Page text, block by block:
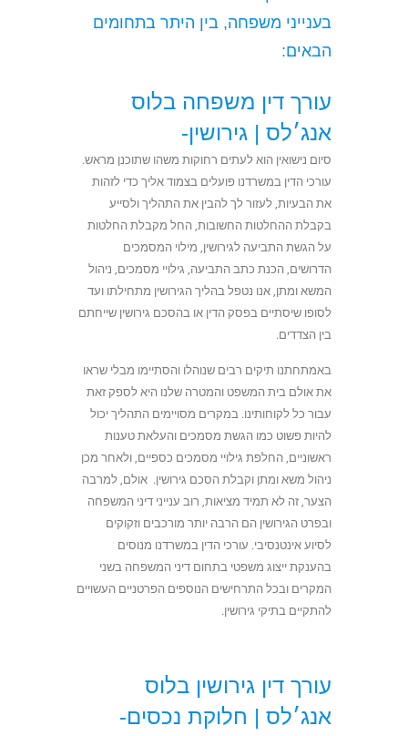
בענייני משפחה, בין היתר בתחומים
הבאים:
עורך דין משפחה בלוס
אנג׳לס | גירושין-
סיום נישואין הוא לעתים רחוקות משהו שתוכנן מראש.
עורכי הדין במשרדנו פועלים בצמוד אליך כדי לזהות
את הבעיות, לעזור לך להבין את התהליך ולסייע
בקבלת ההחלטות החשובות, החל מקבלת החלטות
על הגשת התביעה לגירושין, מילוי המסמכים
הדרושים, הכנת כתב התביעה, גילויי מסמכים, ניהול
המשא ומתן, אנו נטפל בהליך הגירושין מתחילתו ועד
לסופו שיסתיים בפסק הדין או בהסכם גירושין שייחתם
בין הצדדים.
באמתחתנו תיקים רבים שנוהלו והסתיימו מבלי שראו
את אולם בית המשפט והמטרה שלנו היא לספק זאת
עבור כל לקוחותינו. במקרים מסויימים התהליך יכול
להיות פשוט כמו הגשת מסמכים והעלאת טענות
ראשוניים, החלפת גילויי מסמכים כספיים, ולאחר מכן
ניהול משא ומתן וקבלת הסכם גירושין. אולם, למרבה
הצער, זה לא תמיד מציאות, רוב ענייני דיני המשפחה
ובפרט הגירושין הם הרבה יותר מורכבים וזקוקים
לסיוע אינטנסיבי. עורכי הדין במשרדנו מנוסים
בהענקת ייצוג משפטי בתחום דיני המשפחה בשני
המקרים ובכל התרחישים הנוספים הפרטניים העשויים
להתקיים בתיקי גירושין.
עורך דין גירושין בלוס
אנג׳לס | חלוקת נכסים-